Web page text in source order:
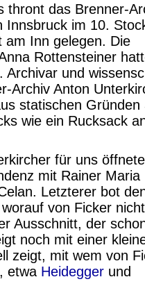
thront das Brenner-
Innsbruck im 10.
am Inn gelegen. Die
Rottensteiner
Archivar und
Archiv Anton
statischen Gründen
wie ein Rucksack
für uns
mit Rainer Maria
Letzterer bot
von Ficker
Ausschnitt, der
noch mit einer
zeigt, mit wem von
etwa Heidegger und